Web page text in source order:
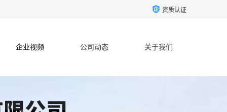
资质认证
企业视频 公司动态 关于我们